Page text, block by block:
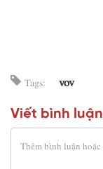
Tags: vov
Viết bình luận